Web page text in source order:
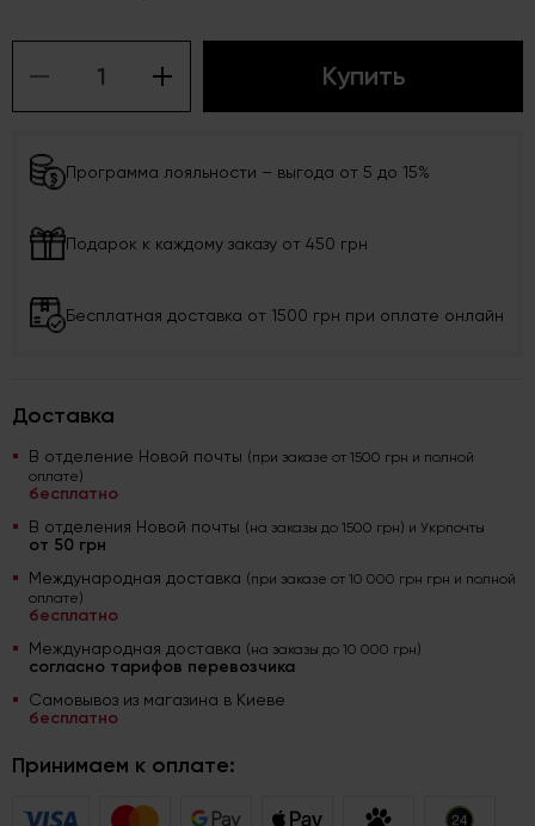
Купить
Программа лояльности – выгода от 5 до 15%
Подарок к каждому заказу от 450 грн
Бесплатная доставка от 1500 грн при оплате онлайн
Доставка
В отделение Новой почты (при заказе от 1500 грн и полной
оплате)
бесплатно
В отделения Новой почты (на заказы до 1500 грн) и Укрпочты
от 50 грн
Международная доставка (при заказе от 10 000 грн грн и полной
оплате)
бесплатно
Международная доставка (на заказы до 10 000 грн)
согласно тарифов перевозчика
Самовывоз из магазина в Киеве
бесплатно
Принимаем к оплате: